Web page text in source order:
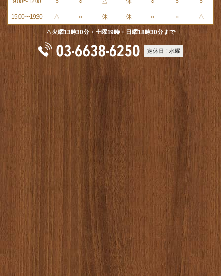
15:00〜19:30 △ ○ 休 休 ○ ○ △
△火曜13時30分・土曜19時・日曜18時30分まで